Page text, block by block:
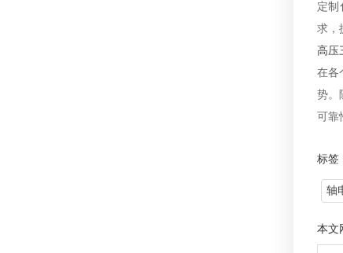
定制
求，
高压
在各
势。
可靠
标签
轴
本文